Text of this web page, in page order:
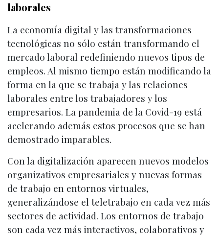
laborales
La economía digital y las transformaciones
tecnológicas no sólo están transformando el
mercado laboral redefiniendo nuevos tipos de
empleos. Al mismo tiempo están modificando la
forma en la que se trabaja y las relaciones
laborales entre los trabajadores y los
empresarios. La pandemia de la Covid-19 está
acelerando además estos procesos que se han
demostrado imparables.
Con la digitalización aparecen nuevos modelos
organizativos empresariales y nuevas formas
de trabajo en entornos virtuales,
generalizándose el teletrabajo en cada vez más
sectores de actividad. Los entornos de trabajo
son cada vez más interactivos, colaborativos y